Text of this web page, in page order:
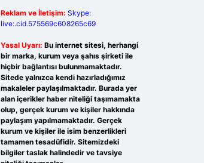
Reklam ve İletişim: Skype:
live:.cid.575569c608265c69
Yasal Uyarı: Bu internet sitesi, herhangi
bir marka, kurum veya şahıs şirketi ile
hiçbir bağlantısı bulunmamaktadır.
Sitede yalnızca kendi hazırladığımız
makaleler paylaşılmaktadır. Burada yer
alan içerikler haber niteliği taşımamakta
olup, gerçek kurum ve kişiler hakkında
paylaşım yapılmamaktadır. Gerçek
kurum ve kişiler ile isim benzerlikleri
tamamen tesadüfidir. Sitemizdeki
bilgiler taslak halindedir ve tavsiye